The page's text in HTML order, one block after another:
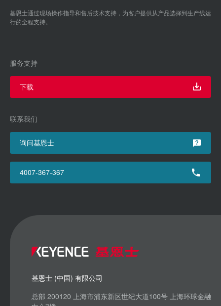
基恩士通过现场操作指导和售后技术支持，为客户提供从产品选择到生产线运
行的全程支持。
服务支持
下载
联系我们
询问基恩士
4007-367-367
基恩士 (中国) 有限公司
总部 200120 上海市浦东新区世纪大道100号 上海环球金融